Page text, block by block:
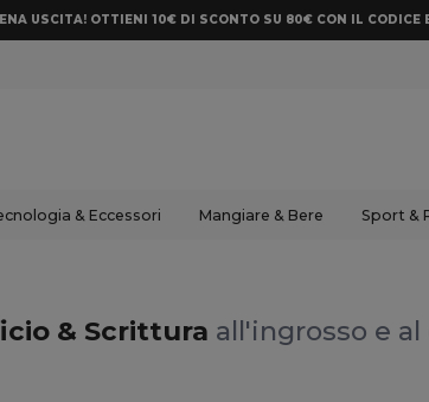
USCITA! OTTIENI 10€ DI SCONTO SU 80€ CON IL CODICE
& Eccessori Mangiare & Bere Sport &
& Scrittura all'ingrosso e